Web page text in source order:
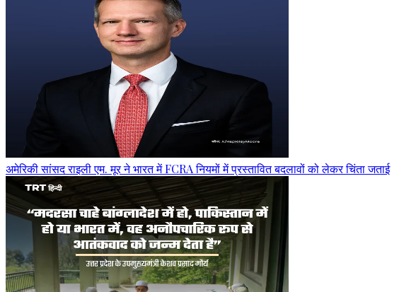
अमेरिकी सांसद राइली एम. मूर ने भारत में FCRA नियमों में प्रस्तावित बदलावों को लेकर चिंता जताई